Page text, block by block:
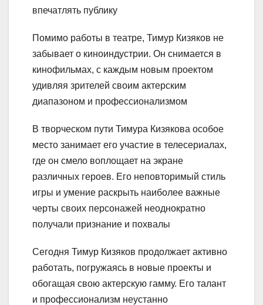
впечатлять публику
Помимо работы в театре, Тимур Кизяков не
забывает о киноиндустрии. Он снимается в
кинофильмах, с каждым новым проектом
удивляя зрителей своим актерским
диапазоном и профессионализмом
В творческом пути Тимура Кизякова особое
место занимает его участие в телесериалах,
где он смело воплощает на экране
различных героев. Его неповторимый стиль
игры и умение раскрыть наиболее важные
черты своих персонажей неоднократно
получали признание и похвалы
Сегодня Тимур Кизяков продолжает активно
работать, погружаясь в новые проекты и
обогащая свою актерскую гамму. Его талант
и профессионализм неустанно